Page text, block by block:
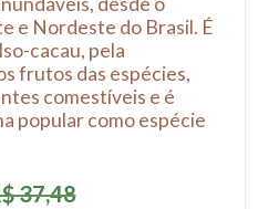
e Nordeste do Brasil. É
cacau, pela
frutos das espécies,
comestíveis e é
popular como espécie
37,48